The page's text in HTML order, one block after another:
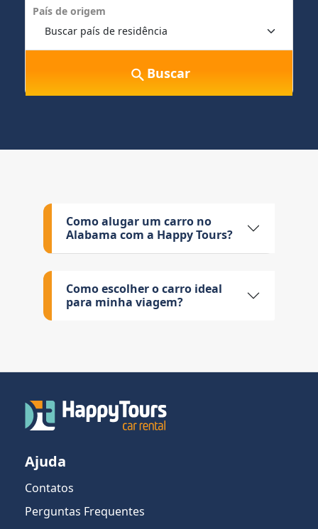
País de origem
Buscar
Como alugar um carro no
Alabama com a Happy Tours?
Como escolher o carro ideal
para minha viagem?
Ajuda
Contatos
Perguntas Frequentes